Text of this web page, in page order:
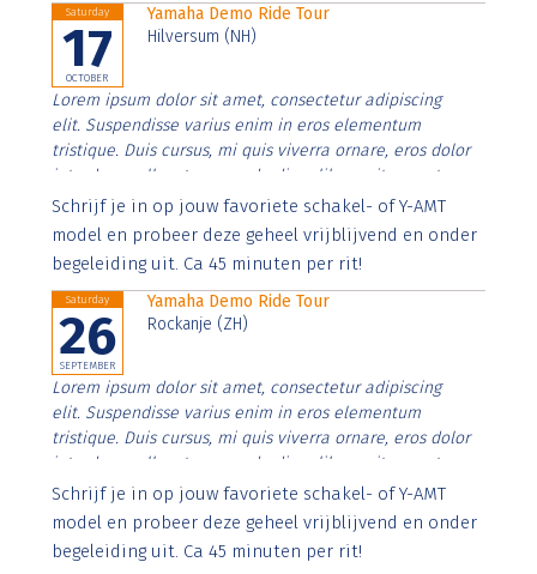
Saturday
17
OCTOBER
Yamaha Demo Ride Tour
Hilversum (NH)
Lorem ipsum dolor sit amet, consectetur adipiscing
elit. Suspendisse varius enim in eros elementum
tristique. Duis cursus, mi quis viverra ornare, eros dolor
interdum nulla, ut commodo diam libero vitae erat.
Aenean faucibus nibh et justo cursus id rutrum lorem
imperdiet. Nunc ut sem vitae risus tristique posuere.
Schrijf je in op jouw favoriete schakel- of Y-AMT
model en probeer deze geheel vrijblijvend en onder
begeleiding uit. Ca 45 minuten per rit!
Saturday
26
SEPTEMBER
Yamaha Demo Ride Tour
Rockanje (ZH)
Lorem ipsum dolor sit amet, consectetur adipiscing
elit. Suspendisse varius enim in eros elementum
tristique. Duis cursus, mi quis viverra ornare, eros dolor
interdum nulla, ut commodo diam libero vitae erat.
Aenean faucibus nibh et justo cursus id rutrum lorem
imperdiet. Nunc ut sem vitae risus tristique posuere.
Schrijf je in op jouw favoriete schakel- of Y-AMT
model en probeer deze geheel vrijblijvend en onder
begeleiding uit. Ca 45 minuten per rit!